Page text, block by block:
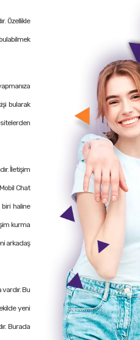
Özellikle
bularak
sitelerden
İletişim
Chat
haline
kurma
arkadaş
Bu
yeni
Burada